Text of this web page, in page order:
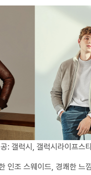
: 갤럭시, 갤럭시라이프스
인조 스웨이드, 경쾌한 느